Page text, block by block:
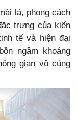
lá, phong cách
trưng của kiến
tế và hiện đại
ngâm khoáng
gian vô cùng